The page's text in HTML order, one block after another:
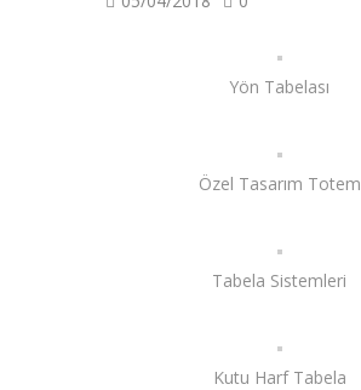
Yön Tabelası
Özel Tasarım Totem
Tabela Sistemleri
Kutu Harf Tabela